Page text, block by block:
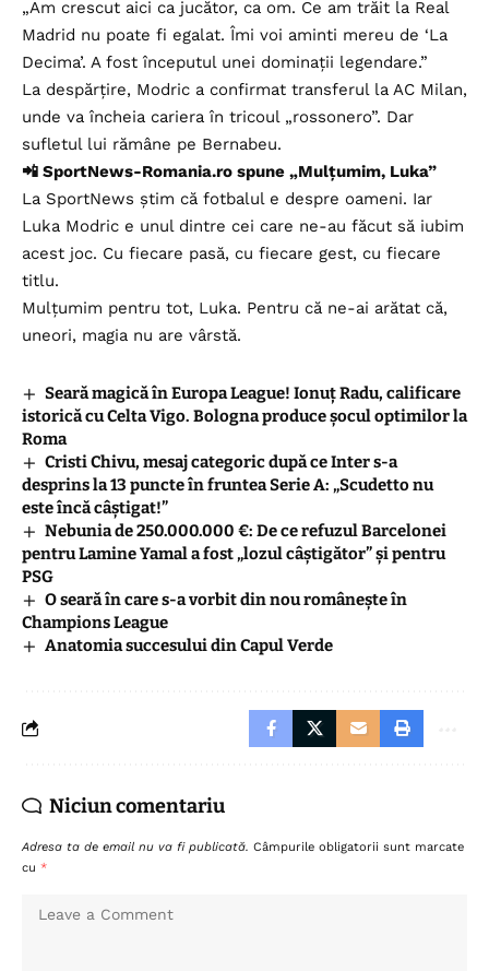
„Am crescut aici ca jucător, ca om. Ce am trăit la Real
Madrid nu poate fi egalat. Îmi voi aminti mereu de ‘La
Decima’. A fost începutul unei dominații legendare.”
La despărțire, Modric a confirmat transferul la AC Milan,
unde va încheia cariera în tricoul „rossonero”. Dar
sufletul lui rămâne pe Bernabeu.
📲 SportNews-Romania.ro spune „Mulțumim, Luka”
La SportNews știm că fotbalul e despre oameni. Iar
Luka Modric e unul dintre cei care ne-au făcut să iubim
acest joc. Cu fiecare pasă, cu fiecare gest, cu fiecare
titlu.
Mulțumim pentru tot, Luka. Pentru că ne-ai arătat că,
uneori, magia nu are vârstă.
Seară magică în Europa League! Ionuț Radu, calificare
istorică cu Celta Vigo. Bologna produce șocul optimilor la
Roma
Cristi Chivu, mesaj categoric după ce Inter s-a
desprins la 13 puncte în fruntea Serie A: „Scudetto nu
este încă câștigat!”
Nebunia de 250.000.000 €: De ce refuzul Barcelonei
pentru Lamine Yamal a fost „lozul câștigător” și pentru
PSG
O seară în care s-a vorbit din nou românește în
Champions League
Anatomia succesului din Capul Verde
Niciun comentariu
Adresa ta de email nu va fi publicată. Câmpurile obligatorii sunt marcate
cu *